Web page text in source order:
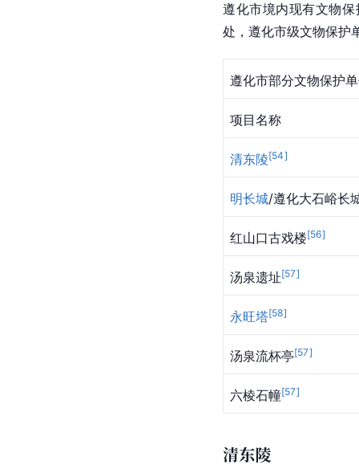
遵化市境内现有文物
处，遵化市级文物保护
遵化市部分文物保护
项目名称
清东陵[54]
明长城/遵化大石峪长
红山口古戏楼[56]
汤泉遗址[57]
永旺塔[58]
汤泉流杯亭[57]
六棱石幢[57]
清东陵